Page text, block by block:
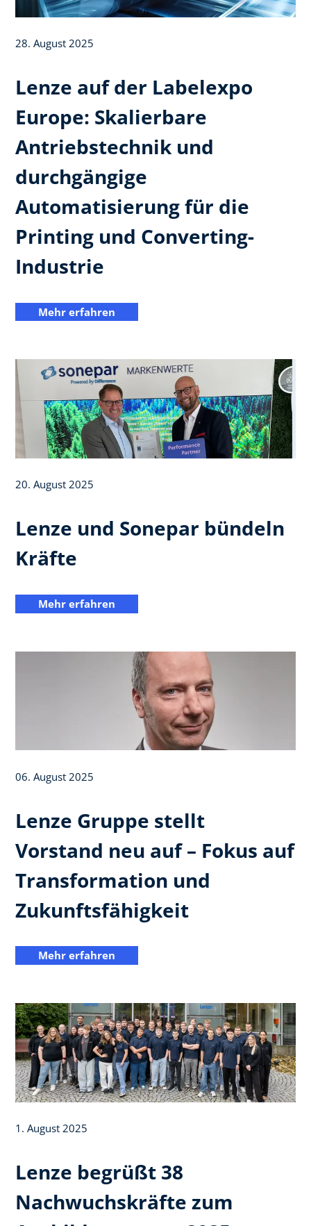
28. August 2025
Lenze auf der Labelexpo
Europe: Skalierbare
Antriebstechnik und
durchgängige
Automatisierung für die
Printing und Converting-
Industrie
Mehr erfahren
20. August 2025
Lenze und Sonepar bündeln
Kräfte
Mehr erfahren
06. August 2025
Lenze Gruppe stellt
Vorstand neu auf – Fokus auf
Transformation und
Zukunftsfähigkeit
Mehr erfahren
1. August 2025
Lenze begrüßt 38
Nachwuchskräfte zum